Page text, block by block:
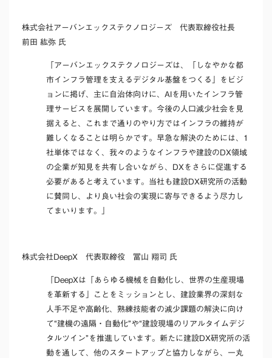
株式会社アーバンエックステクノロジーズ 代表取締役社長
前田 紘弥 氏
「アーバンエックステクノロジーズは、「しなやかな都
市インフラ管理を支えるデジタル基盤をつくる」をビジ
ョンに掲げ、主に自治体向けに、AIを用いたインフラ管
理サービスを展開しています。今後の人口減少社会を見
据えると、これまで通りのやり方ではインフラの維持が
難しくなることは明らかです。早急な解決のためには、1
社単体ではなく、我々のようなインフラや建設のDX領域
の企業が知見を共有し合いながら、DXをさらに促進する
必要があると考えています。当社も建設DX研究所の活動
に賛同し、より良い社会の実現に寄与できるよう尽力し
てまいります。」
株式会社DeepX 代表取締役 冨山 翔司 氏
「DeepXは「あらゆる機械を自動化し、世界の生産現場
を革新する」ことをミッションとし、建設業界の深刻な
人手不足や高齢化、熟練技能者の減少課題の解決に向け
て“建機の遠隔・自動化”や“建設現場のリアルタイムデジ
タルツイン”を推進しています。新たに建設DX研究所の活
動を通して、他のスタートアップと協力しながら、一丸